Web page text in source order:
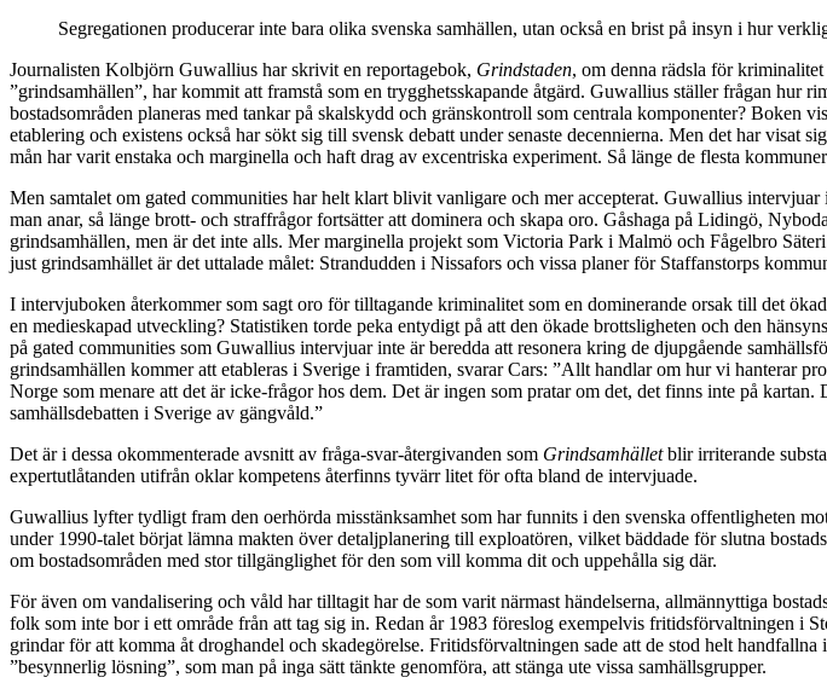
Segregationen producerar inte bara olika svenska samhällen, utan också en brist på insyn i hur
Journalisten Kolbjörn Guwallius har skrivit en reportagebok, Grindstaden, om denna rädsla för
”grindsamhällen”, har kommit att framstå som en trygghetsskapande åtgärd. Guwallius ställer frågan hur
bostadsområden planeras med tankar på skalskydd och gränskontroll som centrala komponenter? Boken
etablering och existens också har sökt sig till svensk debatt under senaste decennierna. Men det har
mån har varit enstaka och marginella och haft drag av excentriska experiment. Så länge de flesta
Men samtalet om gated communities har helt klart blivit vanligare och mer accepterat. Guwallius
man anar, så länge brott- och straffrågor fortsätter att dominera och skapa oro. Gåshaga på Lidingö,
grindsamhällen, men är det inte alls. Mer marginella projekt som Victoria Park i Malmö och Fågelbro
just grindsamhället är det uttalade målet: Strandudden i Nissafors och vissa planer för Staffanstorps
I intervjuboken återkommer som sagt oro för tilltagande kriminalitet som en dominerande orsak till det
en medieskapad utveckling? Statistiken torde peka entydigt på att den ökade brottsligheten och den
på gated communities som Guwallius intervjuar inte är beredda att resonera kring de djupgående
grindsamhällen kommer att etableras i Sverige i framtiden, svarar Cars: ”Allt handlar om hur vi hanterar
Norge som menare att det är icke-frågor hos dem. Det är ingen som pratar om det, det finns inte på
samhällsdebatten i Sverige av gängvåld.”
Det är i dessa okommenterade avsnitt av fråga-svar-återgivanden som Grindsamhälletblir irriterande
expertutlåtanden utifrån oklar kompetens återfinns tyvärr litet för ofta bland de intervjuade.
Guwallius lyfter tydligtfram den oerhörda misstänksamhet som har funnits i den svenska offentligheten
under 1990-talet börjat lämna makten över detaljplanering till exploatören, vilket bäddade för slutna
om bostadsområden med stor tillgänglighet för den som vill komma dit och uppehålla sig där.
För även om vandalisering och våld har tilltagit har de som varit närmast händelserna, allmännyttiga
folk som inte bor i ett område från att tag sig in. Redan år 1983 föreslog exempelvis fritidsförvaltningen i
grindar för att komma åt droghandel och skadegörelse. Fritidsförvaltningen sade att de stod helt
”besynnerlig lösning”, som man på inga sätt tänkte genomföra, att stänga ute vissa samhällsgrupper.